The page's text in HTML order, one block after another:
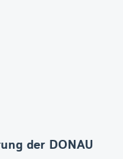
der DONAU